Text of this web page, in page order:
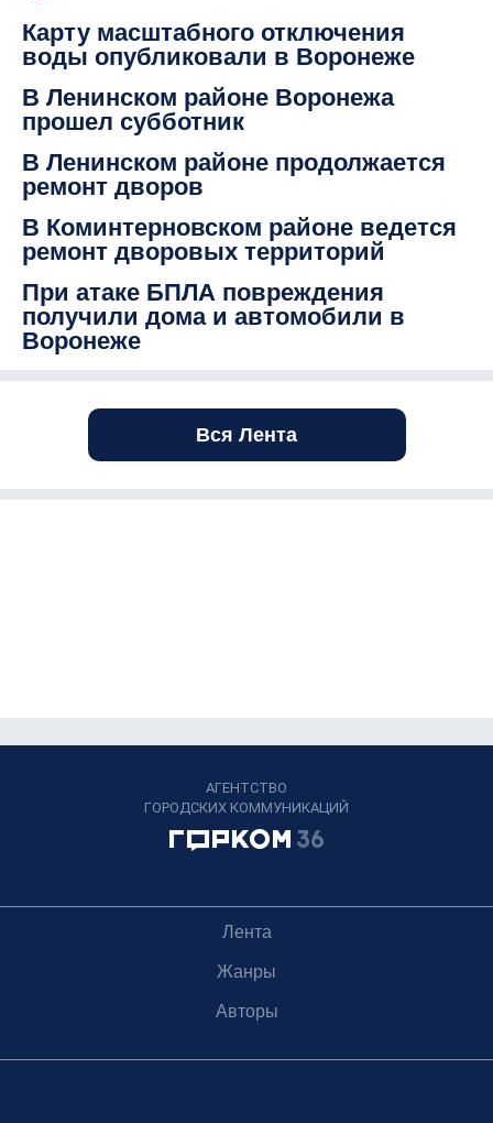
Карту масштабного отключения
воды опубликовали в Воронеже
В Ленинском районе Воронежа
прошел субботник
В Ленинском районе продолжается
ремонт дворов
В Коминтерновском районе ведется
ремонт дворовых территорий
При атаке БПЛА повреждения
получили дома и автомобили в
Воронеже
Вся Лента
АГЕНТСТВО
ГОРОДСКИХ КОММУНИКАЦИЙ
Лента
Жанры
Авторы